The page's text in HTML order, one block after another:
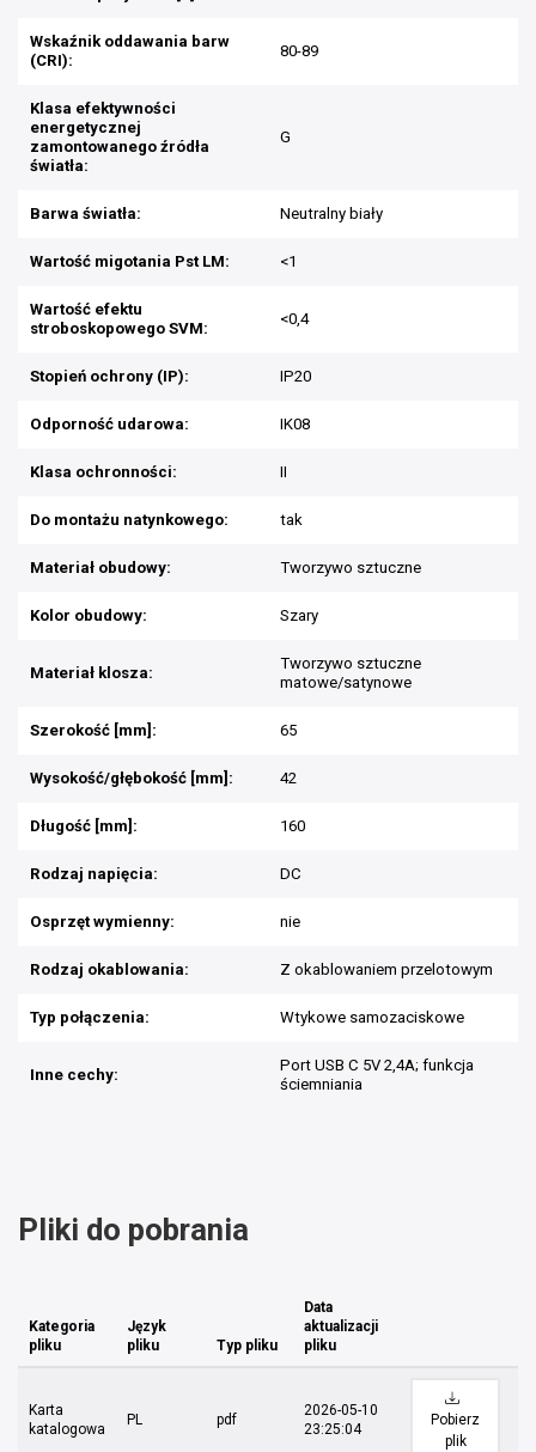
Wskaźnik oddawania barw
(CRI):
80-89
Klasa efektywności
energetycznej
zamontowanego źródła
światła:
G
Barwa światła: Neutralny biały
Wartość migotania Pst LM: <1
Wartość efektu
stroboskopowego SVM:
<0,4
Stopień ochrony (IP): IP20
Odporność udarowa: IK08
Klasa ochronności: II
Do montażu natynkowego: tak
Materiał obudowy: Tworzywo sztuczne
Kolor obudowy: Szary
Materiał klosza:
Tworzywo sztuczne
matowe/satynowe
Szerokość [mm]: 65
Wysokość/głębokość [mm]: 42
Długość [mm]: 160
Rodzaj napięcia: DC
Osprzęt wymienny: nie
Rodzaj okablowania: Z okablowaniem przelotowym
Typ połączenia: Wtykowe samozaciskowe
Inne cechy:
Port USB C 5V 2,4A; funkcja
ściemniania
Pliki do pobrania
Kategoria
pliku
Język
pliku
Typ pliku
Data
aktualizacji
pliku
Karta
katalogowa
PL pdf
2026-05-10
23:25:04
Pobierz
plik